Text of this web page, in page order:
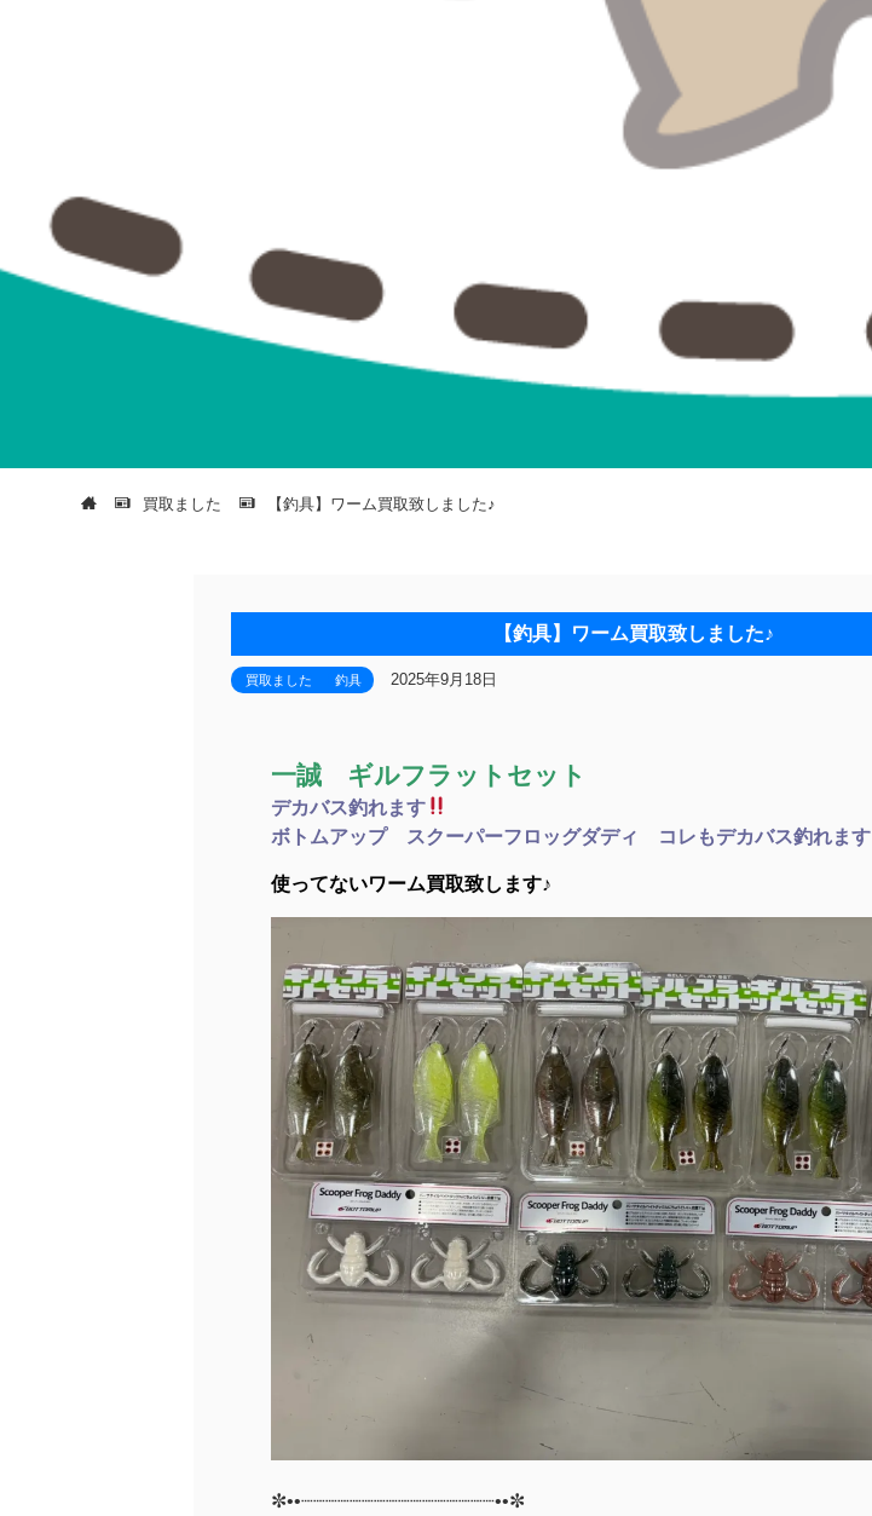
買取ました 【釣具】ワーム買取致しました♪
【釣具】ワーム買取致しました♪
買取ました 釣具 2025年9月18日
一誠 ギルフラットセット
デカバス釣れます
ボトムアップ スクーパーフロッグダディ コレもデカバス釣れます
使ってないワーム買取致します♪
✼••┈┈┈┈┈┈┈┈┈┈┈┈┈┈┈┈••✼